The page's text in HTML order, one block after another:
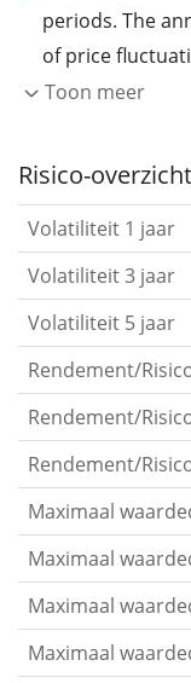
periods. The
of price
higher the
the past.
based on the
that you can
became
Return per risk
the annualised
past return
The metric
in relation to
retrospective
fluctuation you
the return. We
5 year periods
Maximum
Toon meer
Risico-overzicht
Volatiliteit 1 jaar
Volatiliteit 3 jaar
Volatiliteit 5 jaar
Rendement/
Rendement/
Rendement/
Maximaal
Maximaal
Maximaal
Maximaal